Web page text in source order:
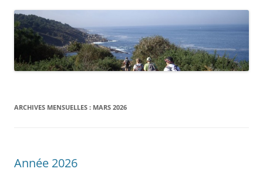
ARCHIVES MENSUELLES : MARS 2026
Année 2026